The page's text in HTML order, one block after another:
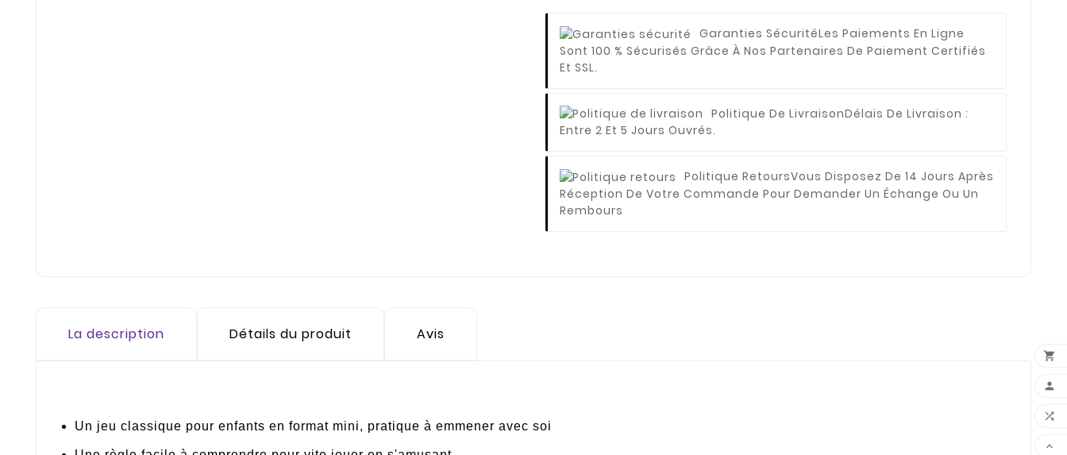
Garanties SécuritéLes Paiements En Ligne
Sont 100 % Sécurisés Grâce À Nos Partenaires De Paiement Certifiés
Et SSL.
Politique De LivraisonDélais De Livraison :
Entre 2 Et 5 Jours Ouvrés.
Politique RetoursVous Disposez De 14 Jours Après
Réception De Votre Commande Pour Demander Un Échange Ou Un
Rembours
La description Détails du produit Avis
Un jeu classique pour enfants en format mini, pratique à emmener avec soi



